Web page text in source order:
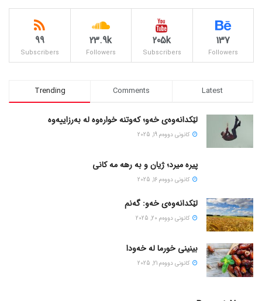
137
Followers
205k
Subscribers
23.9k
Followers
99
Subscribers
Trending Comments Latest
لێکدانەوەی خەو؛ کەوتنە خوارەوە لە بەرزاییەوە
كانونی دووه‌م 19, 2025
پیره میرد؛ ژیان و به رهه مه کانی
كانونی دووه‌م 16, 2025
لێکدانەوەی خەو: گەنم
كانونی دووه‌م 20, 2025
بینینی خورما لە خەودا
كانونی دووه‌م 21, 2025